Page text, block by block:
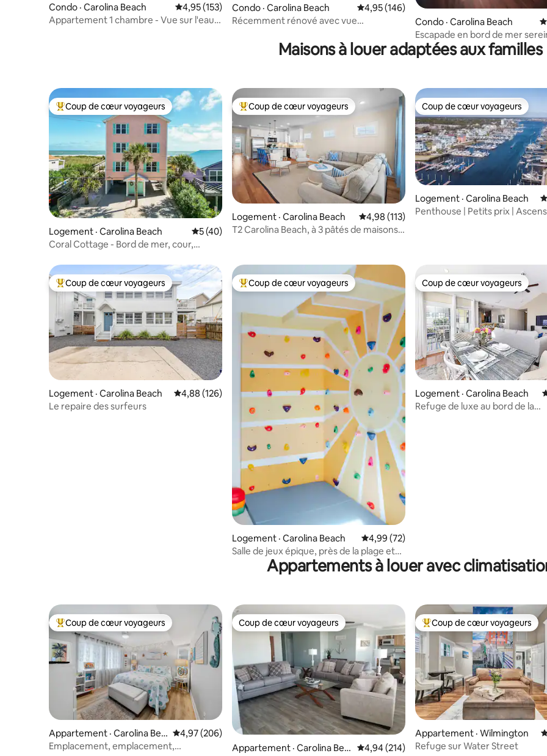
Condo · Carolina Beach Note moyenne de 4,95 sur 5, 153 commentaires
4,95 (153)
Appartement 1 chambre - Vue sur l'eau -
Condo · Carolina Beach Note moyenne de 4,95 sur 5, 146
4,95 (146)
Récemment rénové avec vue
Condo · Carolina Beach
Escapade en bord de mer
#NamasteHereYall
Maisons à louer adaptées aux familles
Coup de cœur voyageurs parmi les plus aimés
Coup de cœur voyageurs
Logement · Carolina Beach Note moyenne de 5 sur 5, 40 commentaires
5 (40)
Coral Cottage - Bord de mer, cour,
Coup de cœur voyageurs parmi les plus aimés
Coup de cœur voyageurs
Logement · Carolina Beach Note moyenne de 4,98 sur 5, 113
4,98 (113)
T2 Carolina Beach, à 3 pâtés de maisons
Coup de cœur voyageurs
Coup de cœur voyageurs
Logement · Carolina Beach
Penthouse | Petits prix |
Coup de cœur voyageurs parmi les plus aimés
Coup de cœur voyageurs
Logement · Carolina Beach Note moyenne de 4,88 sur 5, 126 commentaires
4,88 (126)
Le repaire des surfeurs
Coup de cœur voyageurs parmi les plus aimés
Coup de cœur voyageurs
Logement · Carolina Beach Note moyenne de 4,99 sur 5, 72
4,99 (72)
Salle de jeux épique, près de la plage et
du terrain de jeu
Coup de cœur voyageurs
Coup de cœur voyageurs
Logement · Carolina Beach
Refuge de luxe au bord de la
Appartements à louer avec
Coup de cœur voyageurs parmi les plus aimés
Coup de cœur voyageurs
Appartement · Carolina Bea
ch
Note moyenne de 4,97 sur 5, 206 commentaires
4,97 (206)
Emplacement, emplacement,
Coup de cœur voyageurs
Coup de cœur voyageurs
Appartement · Carolina Bea
Note moyenne de 4,94 sur 5, 214
4,94 (214)
Coup de cœur voyageurs
Coup de cœur voyageurs
Appartement · Wilmington
Refuge sur Water Street